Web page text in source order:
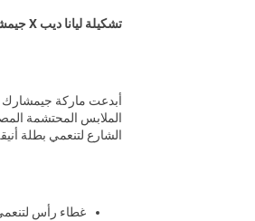
تشكيلة ليانا ديب X جيمشارك- لطلة رياضية مثالية
أبدعت ماركة جيمشارك
الملابس المحتشمة
الشارع لتنعمي بطلة
غطاء رأس